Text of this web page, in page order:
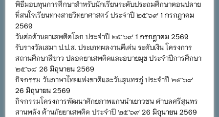
พิธีมอบทุนการศึกษาสำหรับนักเรียนระดับประถมศึกษาตอนปลาย
ที่สนใจเรียนทางสายวิทยาศาสตร์ ประจำปี ๒๕๖๙ 1 กรกฎาคม
2569
วันต่อต้านยาเสพติดโลก ประจำปี ๒๕๖๙ 1 กรกฎาคม 2569
รับรางวัลเสมา ป.ป.ส. ประเภทผลงานดีเด่น ระดับเงิน โครงการ
สถานศึกษาสีขาว ปลอดยาเสพติดและอบายมุข ประจำปีการศึกษา
๒๕๖๘ 26 มิถุนายน 2569
กิจกรรม วันภาษาไทยแห่งชาติและวันสุนทรภู่ ประจำปี ๒๕๖๙
26 มิถุนายน 2569
กิจกรรมโครงการพัฒนาศักยภาพแกนนำเยาวชน ตำบลศรีสุนทร
สานพลัง ต้านภัยยาเสพติด ประจำปี ๒๕๖๙ 26 มิถุนายน 2569